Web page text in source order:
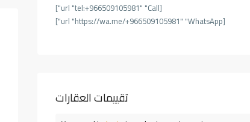
[url "tel:+966509105981" "Call"]
[url "https://wa.me/+966509105981" "WhatsApp"]
تقييمات العقارات